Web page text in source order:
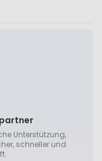
Unterstützung,
schneller und